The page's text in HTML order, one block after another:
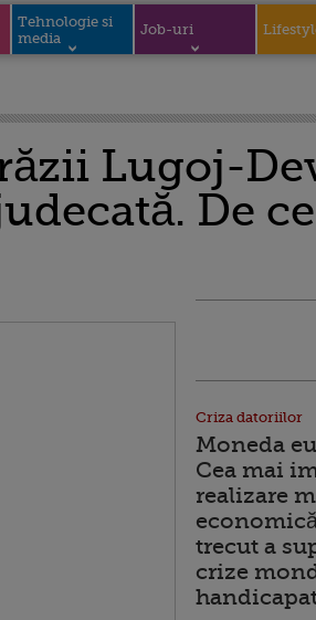
Tehnologie si
media
Job-uri
Lugoj-
De
Criza datoriilor
Moneda
Cea mai
realizare
trecut a
crize